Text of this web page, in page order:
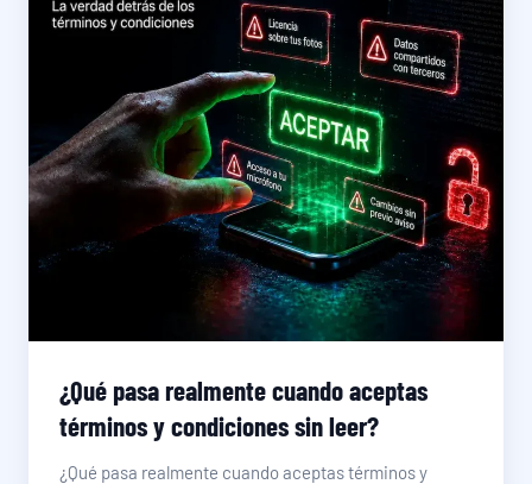
¿Qué pasa realmente cuando aceptas
términos y condiciones sin leer?
¿Qué pasa realmente cuando aceptas términos y